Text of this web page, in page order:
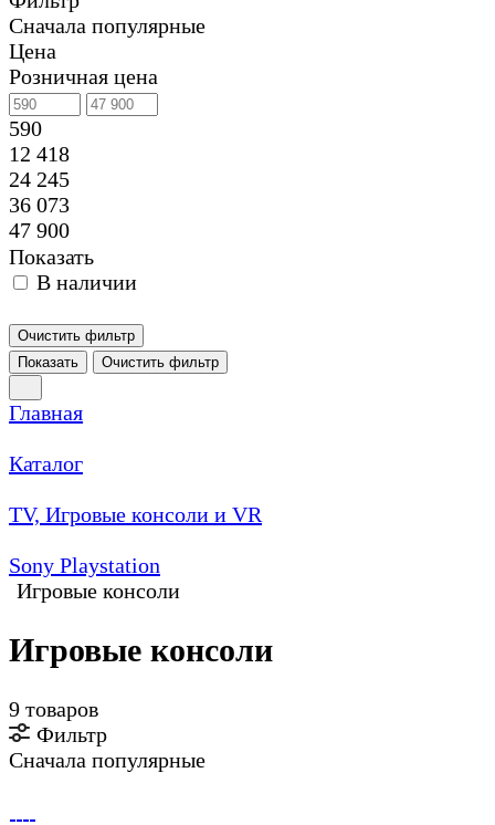
Сначала популярные
Цена
Розничная цена
590
12 418
24 245
36 073
47 900
Показать
В наличии
Очистить фильтр
Показать
Очистить фильтр
Главная
Каталог
TV, Игровые консоли и VR
Sony Playstation
Игровые консоли
Игровые консоли
9 товаров
Фильтр
Сначала популярные